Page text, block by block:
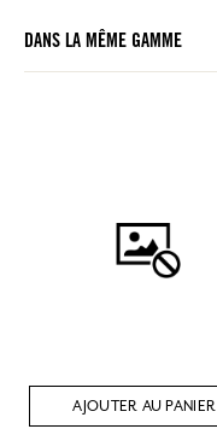
DANS LA MÊME GAMME
AJOUTER AU PANIER